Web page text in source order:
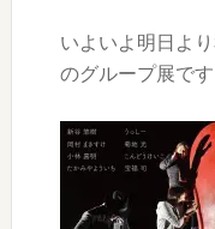
いよいよ明日よ
のグループ展です